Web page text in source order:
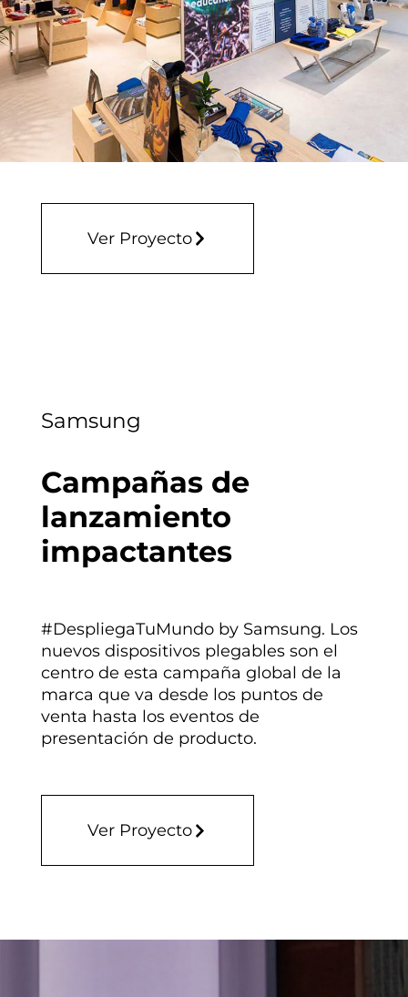
Ver Proyecto
Samsung
Campañas de
lanzamiento
impactantes
#DespliegaTuMundo by Samsung. Los
nuevos dispositivos plegables son el
centro de esta campaña global de la
marca que va desde los puntos de
venta hasta los eventos de
presentación de producto.
Ver Proyecto